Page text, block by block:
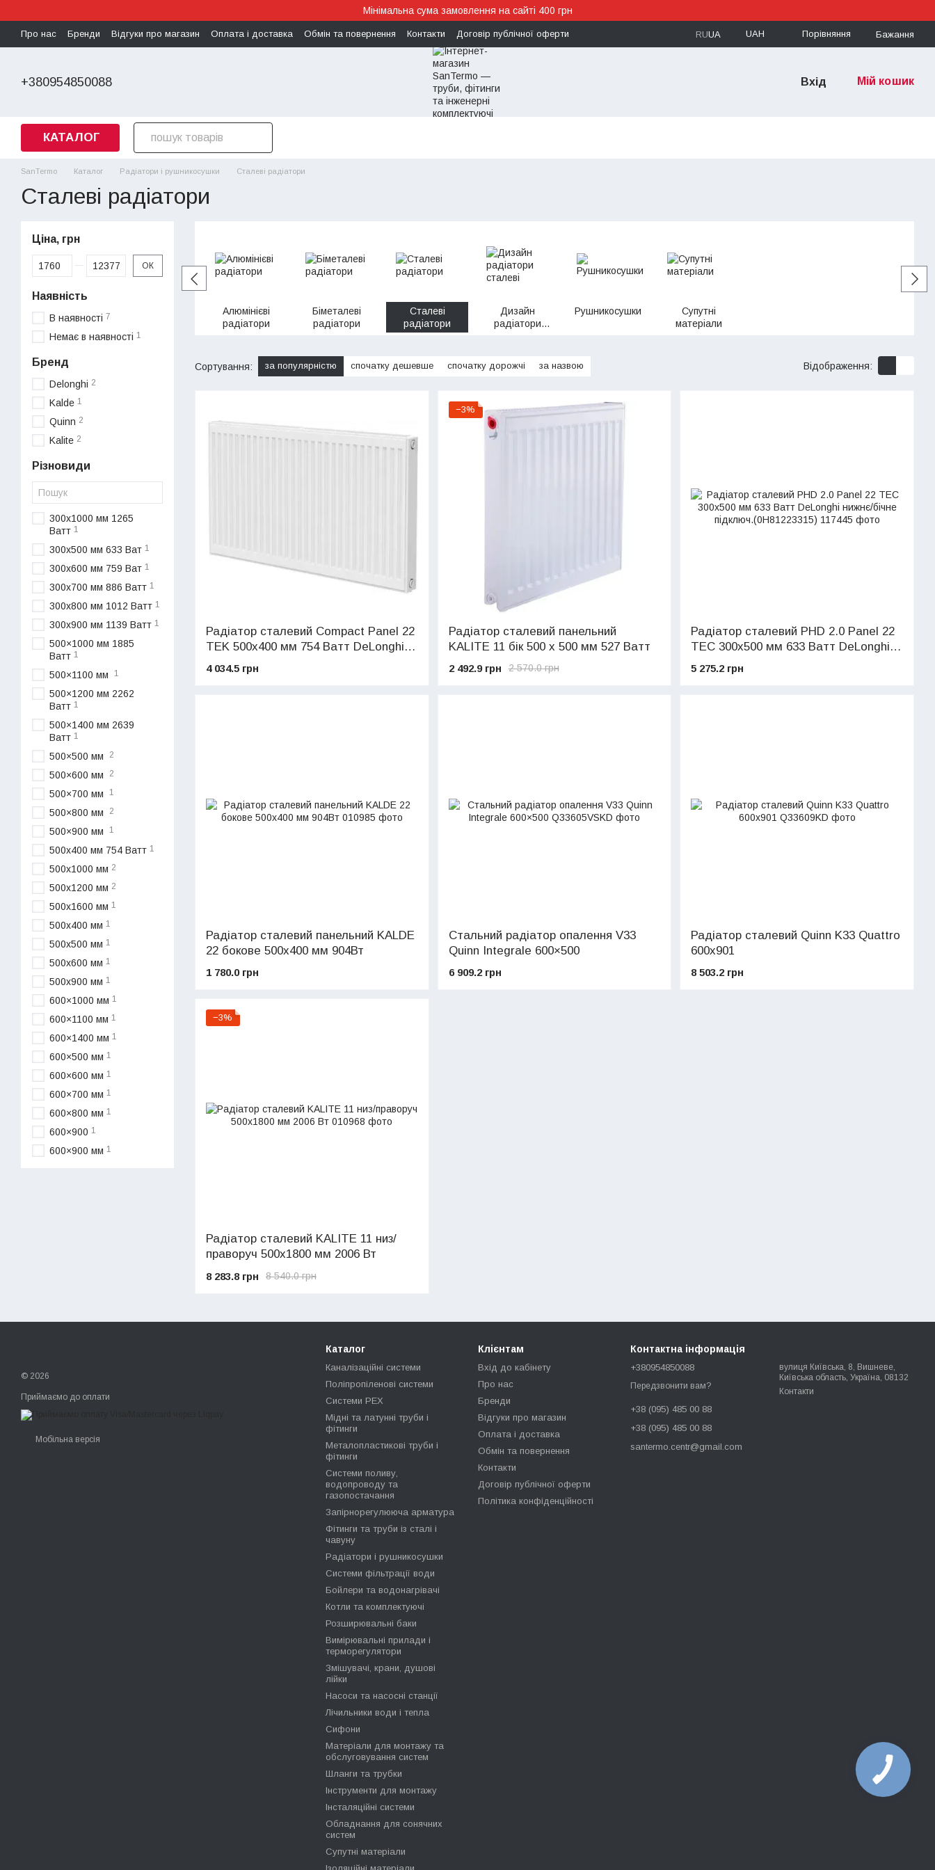
Мінімальна сума замовлення на сайті 400 грн
Про нас Бренди Відгуки про магазин Оплата і доставка Обмін та повернення Контакти
Договір публічної оферти
Політика конфіденційності
RUUA UAH Порівняння Бажання
+380954850088 Вхід Мій кошик
КАТАЛОГ
SanTermo Каталог Радіатори і рушникосушки Сталеві радіатори
Сталеві радіатори
Алюмінієві
радіатори
Біметалеві
радіатори
Сталеві
радіатори
Дизайн
радіатори
Рушникосушки
Супутні
матеріали
Сортування: за популярністю спочатку дешевше спочатку дорожчі за назвою Відображення:
Радіатор сталевий Compact Panel 22
TEK 500x400 мм 754 Ватт DeLonghi
4 034.5 грн
−3%
Радіатор сталевий панельний
KALITE 11 бік 500 x 500 мм 527 Ватт
2 570.0 грн
2 492.9 грн
Радіатор сталевий PHD 2.0 Panel 22
TEC 300x500 мм 633 Ватт DeLonghi
5 275.2 грн
Радіатор сталевий панельний KALDE
22 бокове 500x400 мм 904Вт
1 780.0 грн
Стальний радіатор опалення V33
Quinn Integrale 600×500
6 909.2 грн
Радіатор сталевий Quinn K33 Quattro
600х901
8 503.2 грн
−3%
Радіатор сталевий KALITE 11 низ/
праворуч 500x1800 мм 2006 Вт
8 540.0 грн
8 283.8 грн
Ціна, грн
Від Ціна, грн
До Ціна, грн ОК
Наявність
В наявності 7
Немає в наявності 1
Бренд
Delonghi 2
Kalde 1
Quinn 2
Kalite 2
Різновиди
300x1000 мм 1265
Ватт 1
300x500 мм 633 Ват 1
300x600 мм 759 Ват 1
300x700 мм 886 Ватт 1
300x800 мм 1012 Ватт 1
300x900 мм 1139 Ватт 1
500×1000 мм 1885
Ватт 1
500×1100 мм 1
500×1200 мм 2262
Ватт 1
500×1400 мм 2639
Ватт 1
500×500 мм 2
500×600 мм 2
500×700 мм 1
500×800 мм 2
500×900 мм 1
500х400 мм 754 Ватт 1
500x1000 мм 2
500x1200 мм 2
500x1600 мм 1
500x400 мм 1
500x500 мм 1
500x600 мм 1
500x900 мм 1
600×1000 мм 1
600×1100 мм 1
600×1400 мм 1
600×500 мм 1
600×600 мм 1
600×700 мм 1
600×800 мм 1
600×900 1
600×900 мм 1
© 2026
Приймаємо до оплати
Мобільна версія
Каталог
Каналізаційні системи
Поліпропіленові системи
Системи PEX
Мідні та латунні труби і
фітинги
Металопластикові труби і
фітинги
Системи поливу,
водопроводу та
газопостачання
Запірнорегулююча арматура
Фітинги та труби із сталі і
чавуну
Радіатори і рушникосушки
Системи фільтрації води
Бойлери та водонагрівачі
Котли та комплектуючі
Розширювальні баки
Вимірювальні прилади і
терморегулятори
Змішувачі, крани, душові
лійки
Насоси та насосні станції
Лічильники води і тепла
Сифони
Матеріали для монтажу та
обслуговування систем
Шланги та трубки
Інструменти для монтажу
Інсталяційні системи
Обладнання для сонячних
систем
Супутні матеріали
Клієнтам
Вхід до кабінету
Про нас
Бренди
Відгуки про магазин
Оплата і доставка
Обмін та повернення
Контакти
Договір публічної оферти
Політика конфіденційності
Контактна інформація
+380954850088
Передзвонити вам?
+38 (095) 485 00 88
+38 (095) 485 00 88
santermo.centr@gmail.com
вулиця Київська, 8, Вишневе,
Київська область, Україна, 08132
Контакти